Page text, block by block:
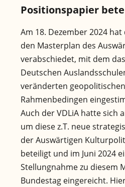
Positionspapier
Am 18. Dezember 2024
den Masterplan des
verabschiedet, mit dem
Deutschen
veränderten
Rahmenbedingen
Auch der VDLiA hatte sich
um diese z.T. neue
der Auswärtigen
beteiligt und im Juni 2024
Stellungnahme zu diesem
Bundestag eingereicht.